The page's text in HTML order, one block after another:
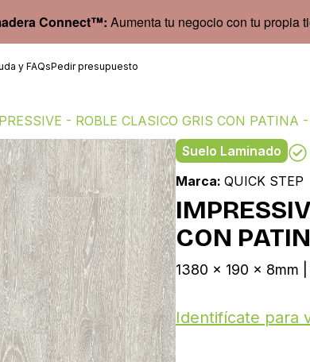
Connect™: Aumenta tu negocio con tu propia
y FAQsPedir presupuesto
- ROBLE CLASICO GRIS CON PATINA
Suelo Laminado
Marca: QUICK STEP
CON
1380 x 190 x 8mm
Identifícate para